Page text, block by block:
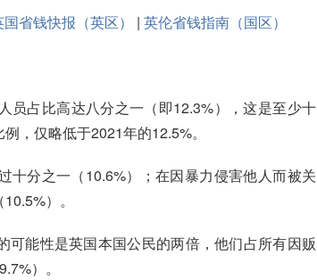
国省钱快报（英区） | 英伦省钱指南（国区）
员占比高达八分之一（即12.3%），这是至少十
，仅略低于2021年的12.5%。
十分之一（10.6%）；在因暴力侵害他人而被关
）。
能性是英国本国公民的两倍，他们占所有因贩
）。